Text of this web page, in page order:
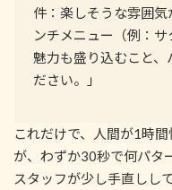
件：楽しそうな雰囲
ンチメニュー（例：
魅力も盛り込むこと
ださい。」
これだけで、人間が1時
が、わずか30秒で何パタ
スタッフが少し手直しし